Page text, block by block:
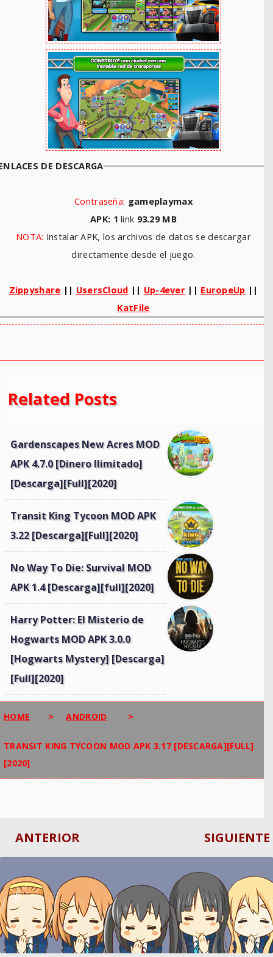
DE DESCARGA
Contraseña: gameplaymax
APK: 1link 93.29 MB
NOTA: Instalar APK, los archivos de datos se descargar
directamente desde el juego.
Zippyshare || UsersCloud || Up-4ever || EuropeUp ||
KatFile
Related Posts
Gardenscapes New Acres MOD
APK 4.7.0 [Dinero Ilimitado]
[Descarga][Full][2020]
Transit King Tycoon MOD APK
3.22 [Descarga][Full][2020]
No Way To Die: Survival MOD
APK 1.4 [Descarga][full][2020]
Harry Potter: El Misterio de
Hogwarts MOD APK 3.0.0
[Hogwarts Mystery] [Descarga]
[Full][2020]
HOME > ANDROID >
TRANSIT KING TYCOON MOD APK 3.17 [DESCARGA][FULL]
[2020]
SIGUIENTE
ANTERIOR